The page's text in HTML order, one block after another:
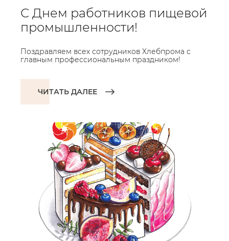
С Днем работников пищевой
промышленности!
Поздравляем всех сотрудников Хлебпрома с
главным профессиональным праздником!
ЧИТАТЬ ДАЛЕЕ